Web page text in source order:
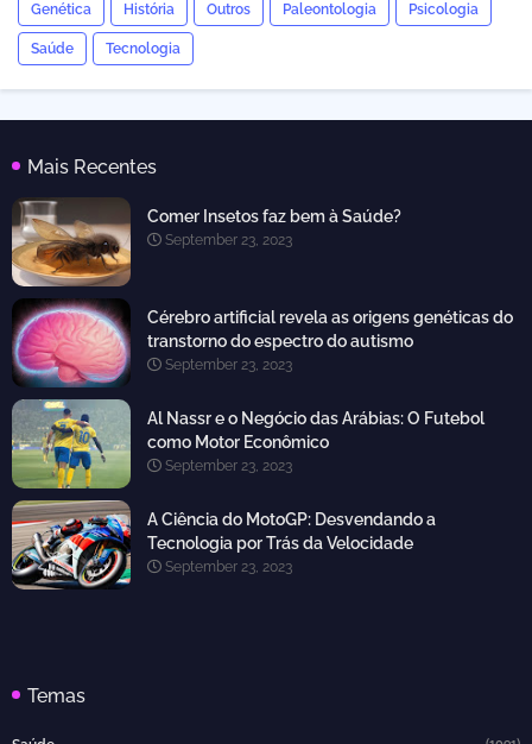
Genética História Outros Paleontologia Psicologia
Saúde Tecnologia
Mais Recentes
Comer Insetos faz bem à Saúde?
September 23, 2023
Cérebro artificial revela as origens genéticas do
transtorno do espectro do autismo
September 23, 2023
Al Nassr e o Negócio das Arábias: O Futebol
como Motor Econômico
September 23, 2023
A Ciência do MotoGP: Desvendando a
Tecnologia por Trás da Velocidade
September 23, 2023
Temas